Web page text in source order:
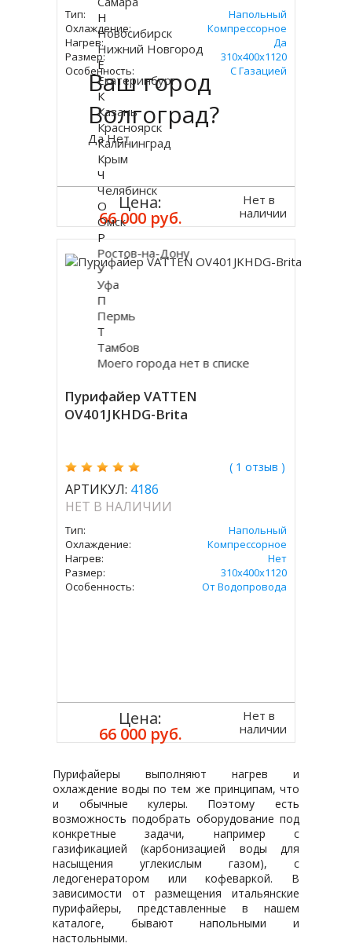
Тип:
Напольный
Охлаждение:
Компрессорное
Нагрев:
Да
Размер:
310х400х1120
Особенность:
С Газацией
Цена:
66 000 руб.
Нет в
наличии
Пурифайер VATTEN
OV401JKHDG-Brita
( 1 отзыв )
АРТИКУЛ: 4186
НЕТ В НАЛИЧИИ
Тип:
Напольный
Охлаждение:
Компрессорное
Нагрев:
Нет
Размер:
310х400х1120
Особенность:
От Водопровода
Цена:
66 000 руб.
Нет в
наличии
Пурифайеры выполняют нагрев и
охлаждение воды по тем же принципам, что
и обычные кулеры. Поэтому есть
возможность подобрать оборудование под
конкретные задачи, например с
газификацией (карбонизацией воды для
насыщения углекислым газом), с
ледогенератором или кофеваркой. В
зависимости от размещения итальянские
пурифайеры, представленные в нашем
каталоге, бывают напольными и
настольными.
Ваш город
Волгоград?
Да Нет
Н
Новосибирск
Нижний Новгород
Е
Екатеринбург
К
Казань
Красноярск
Калининград
Крым
Ч
Челябинск
О
Омск
Р
Ростов-на-Дону
У
Уфа
П
Пермь
Т
Тамбов
Моего города нет в списке